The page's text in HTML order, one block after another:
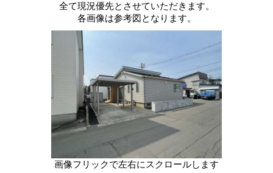
全て現況優先とさせていただきます。
各画像は参考図となります。
画像フリックで左右にスクロールします